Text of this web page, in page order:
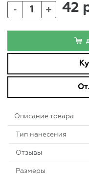
- + 42
Описание товара
Тип нанесения
Отзывы
Размеры